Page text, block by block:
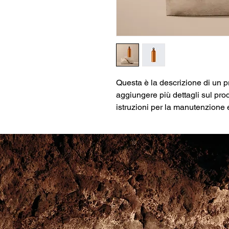
Questa è la descrizione di un
aggiungere più dettagli sul
istruzioni per la manutenzione